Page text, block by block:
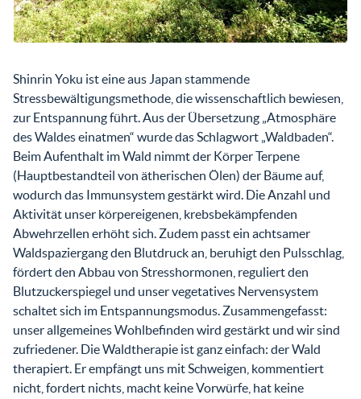
Shinrin Yoku ist eine aus Japan stammende
Stressbewältigungsmethode, die wissenschaftlich bewiesen,
zur Entspannung führt. Aus der Übersetzung „Atmosphäre
des Waldes einatmen“ wurde das Schlagwort „Waldbaden“.
Beim Aufenthalt im Wald nimmt der Körper Terpene
(Hauptbestandteil von ätherischen Ölen) der Bäume auf,
wodurch das Immunsystem gestärkt wird. Die Anzahl und
Aktivität unser körpereigenen, krebsbekämpfenden
Abwehrzellen erhöht sich. Zudem passt ein achtsamer
Waldspaziergang den Blutdruck an, beruhigt den Pulsschlag,
fördert den Abbau von Stresshormonen, reguliert den
Blutzuckerspiegel und unser vegetatives Nervensystem
schaltet sich im Entspannungsmodus. Zusammengefasst:
unser allgemeines Wohlbefinden wird gestärkt und wir sind
zufriedener. Die Waldtherapie ist ganz einfach: der Wald
therapiert. Er empfängt uns mit Schweigen, kommentiert
nicht, fordert nichts, macht keine Vorwürfe, hat keine